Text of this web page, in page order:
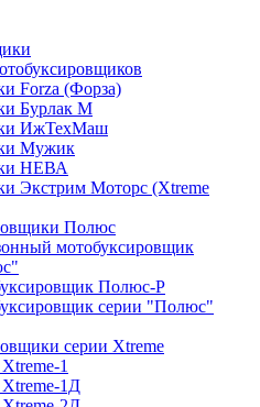
Forza (Форза)
Бурлак М
ИжТехМаш
Мужик
НЕВА
Экстрим Моторс (Xtreme
Полюс
мотобуксировщик
Полюс-Р
серии "Полюс"
серии Xtreme
1
1Д